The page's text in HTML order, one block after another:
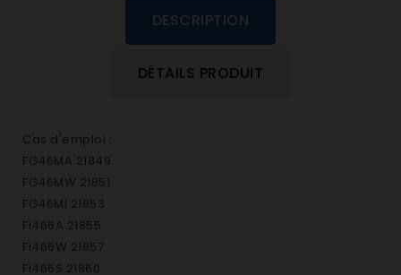
DESCRIPTION
DÉTAILS PRODUIT
Cas d'emploi :
FG46MA 21849
FG46MW 21851
FG46MI 21853
FI466A 21855
FI466W 21857
FI466S 21860